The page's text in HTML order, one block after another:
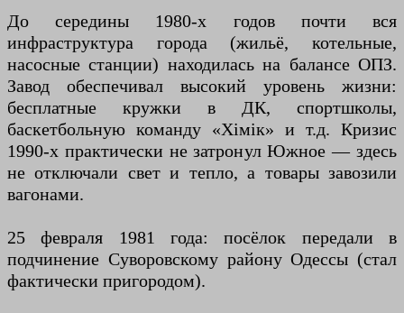
До середины 1980-х годов почти вся
инфраструктура города (жильё, котельные,
насосные станции) находилась на балансе ОПЗ.
Завод обеспечивал высокий уровень жизни:
бесплатные кружки в ДК, спортшколы,
баскетбольную команду «Хімік» и т.д. Кризис
1990-х практически не затронул Южное — здесь
не отключали свет и тепло, а товары завозили
вагонами.
25 февраля 1981 года: посёлок передали в
подчинение Суворовскому району Одессы (стал
фактически пригородом).